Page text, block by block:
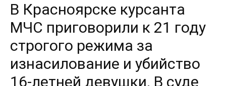
В Красноярске курсанта
МЧС приговорили к 21 году
строгого режима за
изнасилование и убийство
16-летней девушки. В суде